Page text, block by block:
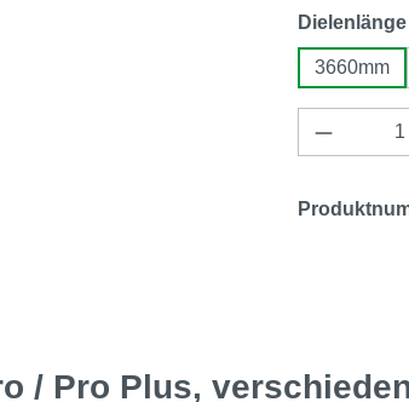
Dielenlänge
3660mm
/ Pro Plus,